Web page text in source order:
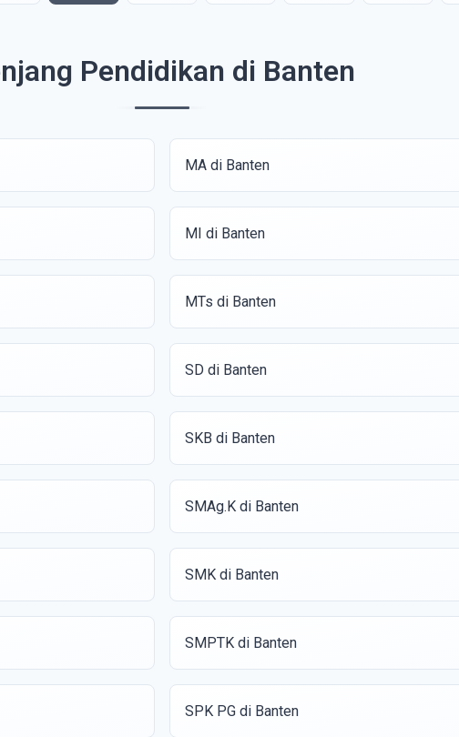
Pendidikan di Banten
MA di Banten
MI di Banten
MTs di Banten
SD di Banten
SKB di Banten
SMAg.K di Banten
SMK di Banten
SMPTK di Banten
SPK PG di Banten